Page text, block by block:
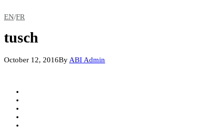
EN/FR
tusch
October 12, 2016By ABI Admin